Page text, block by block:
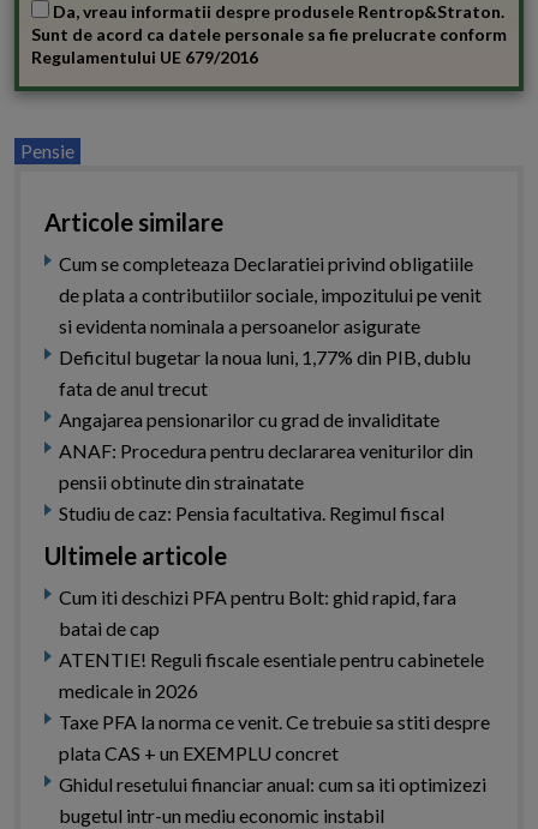
Da, vreau informatii despre produsele Rentrop&Straton.
Sunt de acord ca datele personale sa fie prelucrate conform
Regulamentului UE 679/2016
Pensie
Articole similare
Cum se completeaza Declaratiei privind obligatiile
de plata a contributiilor sociale, impozitului pe venit
si evidenta nominala a persoanelor asigurate
Deficitul bugetar la noua luni, 1,77% din PIB, dublu
fata de anul trecut
Angajarea pensionarilor cu grad de invaliditate
ANAF: Procedura pentru declararea veniturilor din
pensii obtinute din strainatate
Studiu de caz: Pensia facultativa. Regimul fiscal
Ultimele articole
Cum iti deschizi PFA pentru Bolt: ghid rapid, fara
batai de cap
ATENTIE! Reguli fiscale esentiale pentru cabinetele
medicale in 2026
Taxe PFA la norma ce venit. Ce trebuie sa stiti despre
plata CAS + un EXEMPLU concret
Ghidul resetului financiar anual: cum sa iti optimizezi
bugetul intr-un mediu economic instabil